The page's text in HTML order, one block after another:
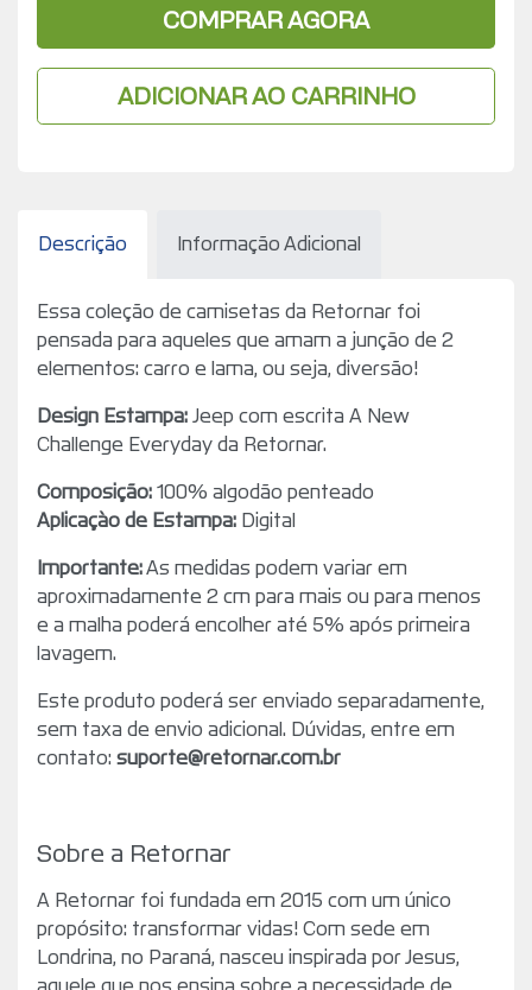
COMPRAR AGORA
ADICIONAR AO CARRINHO
Descrição Informação Adicional
Essa coleção de camisetas da Retornar foi
pensada para aqueles que amam a junção de 2
elementos: carro e lama, ou seja, diversão!
Design Estampa:Jeep com escrita A New
Challenge Everyday da Retornar.
Composição:100% algodão penteado
Aplicaçào de Estampa: Digital
Importante:As medidas podem variar em
aproximadamente 2 cm para mais ou para menos
e a malha poderá encolher até 5% após primeira
lavagem.
Este produto poderá ser enviado separadamente,
sem taxa de envio adicional. Dúvidas, entre em
contato: suporte@retornar.com.br
Sobre a Retornar
A Retornar foi fundada em 2015 com um único
propósito: transformar vidas! Com sede em
Londrina, no Paraná, nasceu inspirada por Jesus,